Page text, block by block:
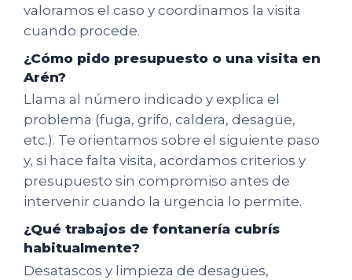
valoramos el caso y coordinamos la visita
cuando procede.
¿Cómo pido presupuesto o una visita en
Arén?
Llama al número indicado y explica el
problema (fuga, grifo, caldera, desagüe,
etc.). Te orientamos sobre el siguiente paso
y, si hace falta visita, acordamos criterios y
presupuesto sin compromiso antes de
intervenir cuando la urgencia lo permite.
¿Qué trabajos de fontanería cubrís
habitualmente?
Desatascos y limpieza de desagües,